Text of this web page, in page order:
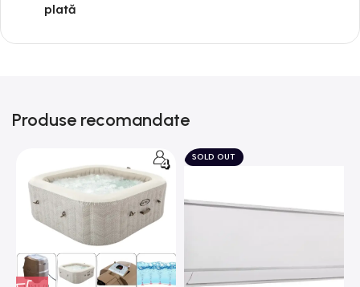
plată
Produse recomandate
SOLD OUT